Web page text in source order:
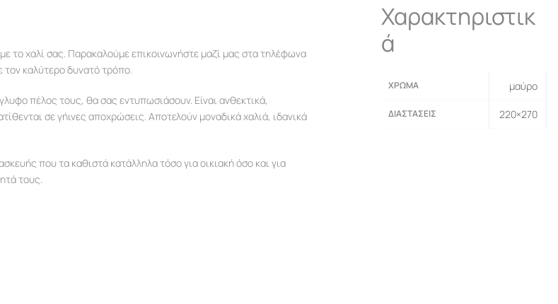
το χαλί σας. Παρακαλούμε επικοινωνήστε μαζί μας στα τηλέφωνα
καλύτερο δυνατό τρόπο.
πέλος τους, θα σας εντυπωσιάσουν. Είναι ανθεκτικά,
σε γήινες αποχρώσεις. Αποτελούν μοναδικά χαλιά, ιδανικά
που τα καθιστά κατάλληλα τόσο για οικιακή όσο και για
τους.
Χαρακτηριστικ
ά
ΧΡΏΜΑ μαύρο
ΔΙΑΣΤΆΣΕΙΣ 220×270